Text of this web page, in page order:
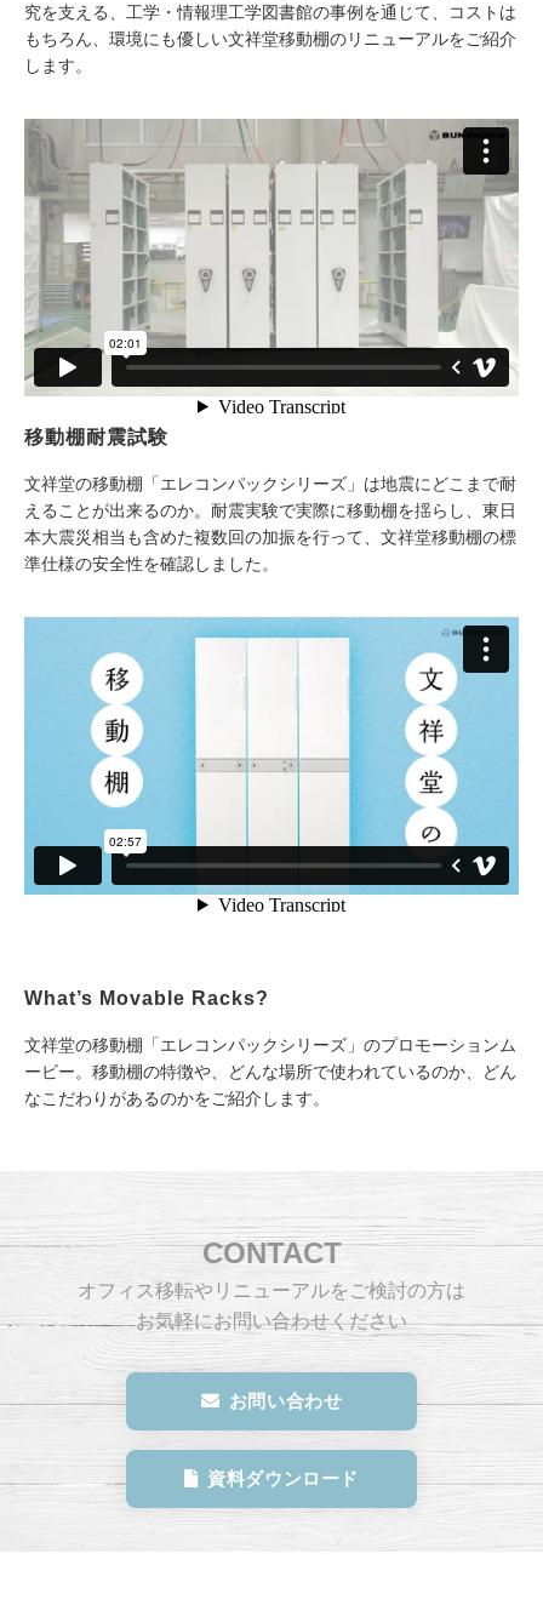
究を支える、工学・情報理工学図書館の事例を通じて、コストは
もちろん、環境にも優しい文祥堂移動棚のリニューアルをご紹介
します。
移動棚耐震試験
文祥堂の移動棚「エレコンパックシリーズ」は地震にどこまで耐
えることが出来るのか。耐震実験で実際に移動棚を揺らし、東日
本大震災相当も含めた複数回の加振を行って、文祥堂移動棚の標
準仕様の安全性を確認しました。
What’s Movable Racks?
文祥堂の移動棚「エレコンパックシリーズ」のプロモーションム
ービー。移動棚の特徴や、どんな場所で使われているのか、どん
なこだわりがあるのかをご紹介します。
CONTACT
オフィス移転やリニューアルをご検討の方は
お気軽にお問い合わせください
お問い合わせ
資料ダウンロード